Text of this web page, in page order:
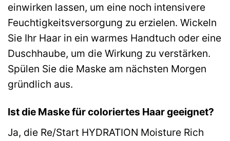
einwirken lassen, um eine noch intensivere
Feuchtigkeitsversorgung zu erzielen. Wickeln
Sie Ihr Haar in ein warmes Handtuch oder eine
Duschhaube, um die Wirkung zu verstärken.
Spülen Sie die Maske am nächsten Morgen
gründlich aus.
Ist die Maske für coloriertes Haar geeignet?
Ja, die Re/Start HYDRATION Moisture Rich